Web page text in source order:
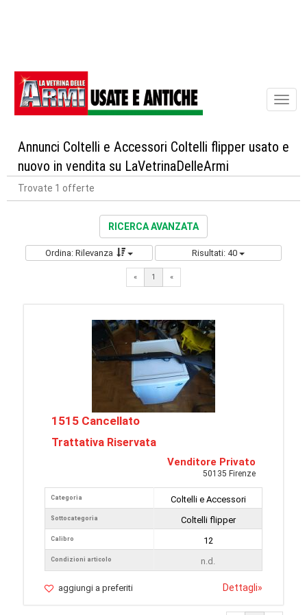
Annunci Coltelli e Accessori Coltelli flipper usato e
nuovo in vendita su LaVetrinaDelleArmi
Trovate 1 offerte
RICERCA AVANZATA
Ordina: Rilevanza Risultati: 40
« 1 «
1515 Cancellato
Trattativa Riservata
Venditore Privato
50135 Firenze
Categoria
Sottocategoria
Calibro
Condizioni articolo
Coltelli e Accessori
Coltelli flipper
12
n.d.
aggiungi a preferiti Dettagli»